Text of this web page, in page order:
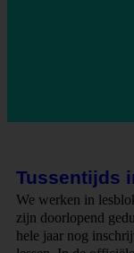
Tussentijds
We werken in
zijn doorlopend
hele jaar nog